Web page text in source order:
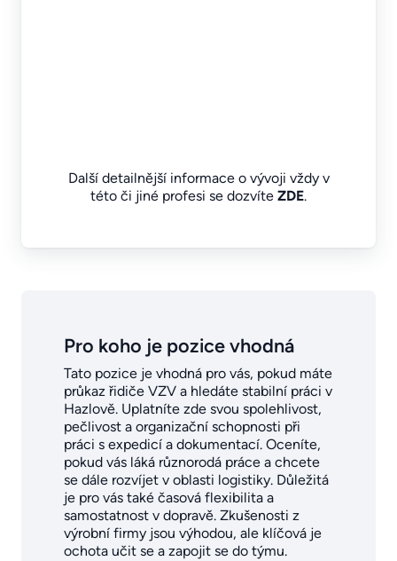
Další detailnější informace o vývoji vždy v
této či jiné profesi se dozvíte ZDE.
Pro koho je pozice vhodná
Tato pozice je vhodná pro vás, pokud máte
průkaz řidiče VZV a hledáte stabilní práci v
Hazlově. Uplatníte zde svou spolehlivost,
pečlivost a organizační schopnosti při
práci s expedicí a dokumentací. Oceníte,
pokud vás láká různorodá práce a chcete
se dále rozvíjet v oblasti logistiky. Důležitá
je pro vás také časová flexibilita a
samostatnost v dopravě. Zkušenosti z
výrobní firmy jsou výhodou, ale klíčová je
ochota učit se a zapojit se do týmu.